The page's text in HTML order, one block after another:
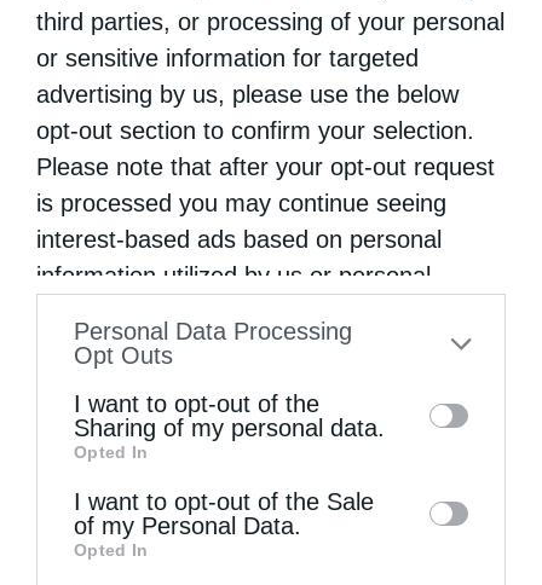
third parties, or processing of your personal
or sensitive information for targeted
advertising by us, please use the below
opt-out section to confirm your selection.
Please note that after your opt-out request
is processed you may continue seeing
interest-based ads based on personal
information utilized by us or personal
to your opt-out. You may separately opt-out
information by third parties on the IAB’s list
of downstream participants. This
information may also be disclosed by us to
third parties on theIAB’s List of
Downstream Participants
Personal Data Processing
Opt Outs
I want to opt-out of the
Sharing of my personal data.
Opted In
I want to opt-out of the Sale
of my Personal Data.
Opted In
Επικαιρότητα
’’ΔΗΜΗΤΡΙΑ 2021’’ 22η μέρα – Πανηγυρική
Αθανάσιο.
Αναστάσιμος Όρθρος και Πανηγυρική Θεία
24 Οκτωβρίου, στον Ιερό Ναό μας, όπου
λαμβάνουν χώρα οι πολυήμερες